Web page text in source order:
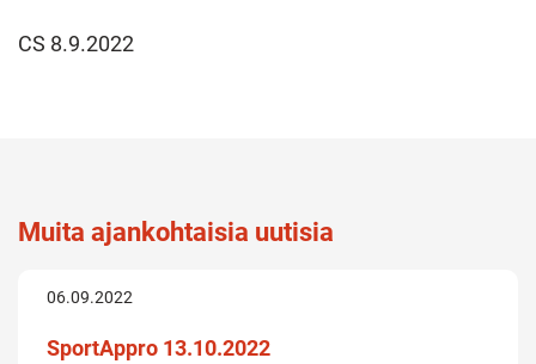
CS 8.9.2022
Muita ajankohtaisia uutisia
06.09.2022
SportAppro 13.10.2022